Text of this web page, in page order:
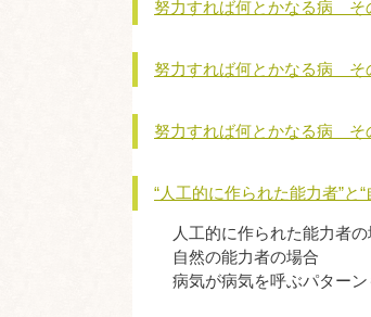
努力すれば何とかなる病 そ
努力すれば何とかなる病 そ
努力すれば何とかなる病 そ
“人工的に作られた能力者”と
人工的に作られた能力者の
自然の能力者の場合
病気が病気を呼ぶパターン